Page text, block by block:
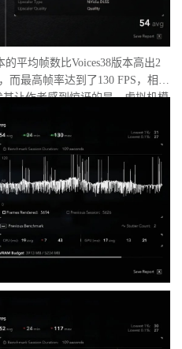
平均帧数比Voices38版本高出2
而最高帧率达到了130 FPS，相比
让作者感到惊讶的是，虚拟机模
讲，额外的虚拟化层应该会给处
实际上并没有发生这种情况。